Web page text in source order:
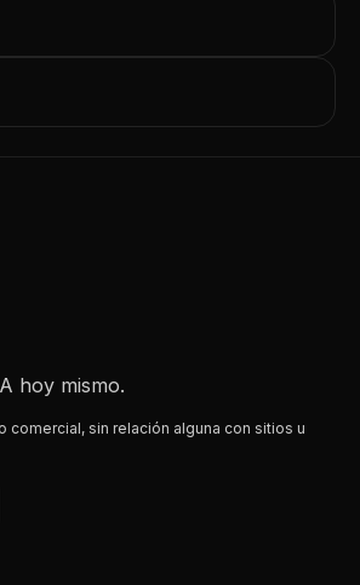
hoy mismo.
comercial, sin relación alguna con sitios u